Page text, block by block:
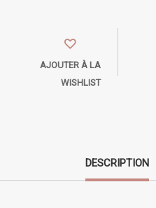
AJOUTER À LA
WISHLIST
DESCRIPTION